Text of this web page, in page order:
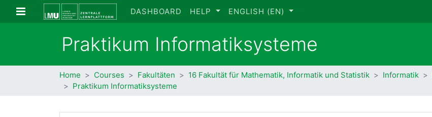
Skip to main content
Side panel DASHBOARD HELP ENGLISH ‎(EN)‎
Praktikum Informatiksysteme
Home Courses Fakultäten 16 Fakultät für Mathematik, Informatik und Statistik Informatik
Praktikum Informatiksysteme